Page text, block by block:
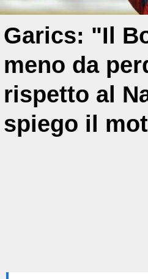
Garics: "Il
meno da
rispetto al
spiego il